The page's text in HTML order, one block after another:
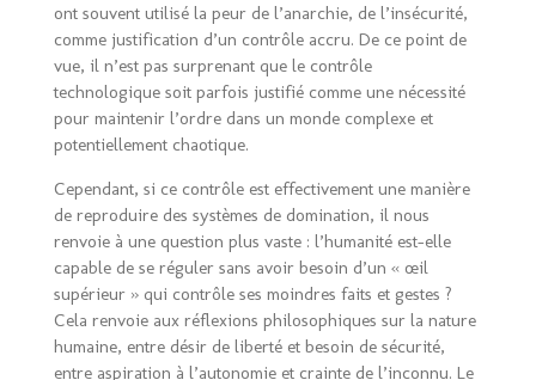
ont souvent utilisé la peur de l’anarchie, de l’insécurité,
comme justification d’un contrôle accru. De ce point de
vue, il n’est pas surprenant que le contrôle
technologique soit parfois justifié comme une nécessité
pour maintenir l’ordre dans un monde complexe et
potentiellement chaotique.
Cependant, si ce contrôle est effectivement une manière
de reproduire des systèmes de domination, il nous
renvoie à une question plus vaste : l’humanité est-elle
capable de se réguler sans avoir besoin d’un « œil
supérieur » qui contrôle ses moindres faits et gestes ?
Cela renvoie aux réflexions philosophiques sur la nature
humaine, entre désir de liberté et besoin de sécurité,
entre aspiration à l’autonomie et crainte de l’inconnu. Le